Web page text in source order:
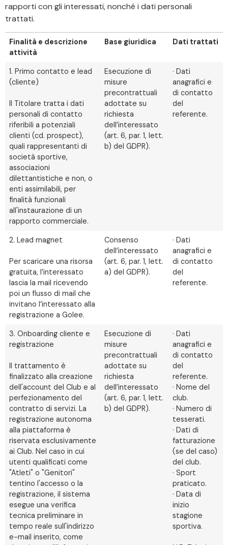
rapporti con gli interessati, nonché i dati personali
trattati.
Finalità e descrizione
attività
Base giuridica Dati trattati
1. Primo contatto e lead
(cliente)
Il Titolare tratta i dati
personali di contatto
riferibili a potenziali
clienti (cd. prospect),
quali rappresentanti di
società sportive,
associazioni
dilettantistiche e non, o
enti assimilabili, per
finalità funzionali
all'instaurazione di un
rapporto commerciale.
Esecuzione di
misure
precontrattuali
adottate su
richiesta
dell’interessato
(art. 6, par. 1, lett.
b) del GDPR).
· Dati
anagrafici e
di contatto
del
referente.
2. Lead magnet
Per scaricare una risorsa
gratuita, l’interessato
lascia la mail ricevendo
poi un flusso di mail che
invitano l’interessato alla
registrazione a Golee.
Consenso
dell’interessato
(art. 6, par. 1, lett.
a) del GDPR).
· Dati
anagrafici e
di contatto
del
referente.
3. Onboarding cliente e
registrazione
Il trattamento è
finalizzato alla creazione
dell'account del Club e al
perfezionamento del
contratto di servizi. La
registrazione autonoma
alla piattaforma è
riservata esclusivamente
ai Club. Nel caso in cui
utenti qualificati come
"Atleti" o "Genitori"
tentino l'accesso o la
registrazione, il sistema
esegue una verifica
tecnica preliminare in
tempo reale sull'indirizzo
e-mail inserito, come
Esecuzione di
misure
precontrattuali
adottate su
richiesta
dell’interessato
(art. 6, par. 1, lett.
b) del GDPR).
· Dati
anagrafici e
di contatto
del
referente.
· Nome del
club.
· Numero di
tesserati.
· Dati di
fatturazione
(se del caso)
del club.
· Sport
praticato.
· Data di
inizio
stagione
sportiva.